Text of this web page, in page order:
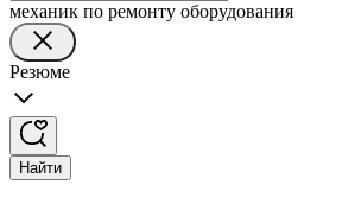
механик по ремонту оборудования
Резюме
Найти